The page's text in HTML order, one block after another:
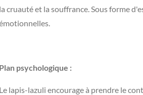
la cruauté et la souffrance. Sous forme
Plan psychologique :
Le lapis-lazuli encourage à prendre le